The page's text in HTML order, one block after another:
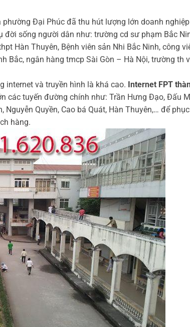
Đại Phúc đã thu hút lượng lớn doanh
sống người dân như: trường cd sư phạm Bắc
Hàn Thuyên, Bệnh viên sản Nhi Bắc Ninh, công
Bắc, ngân hàng tmcp Sài Gòn – Hà Nội, trường th
internet và truyền hình là khá cao. Internet FPT
các tuyến đường chính như: Trần Hưng Đạo, Đấu
Quyền, Cao bá Quát, Hàn Thuyên,… để
hàng.